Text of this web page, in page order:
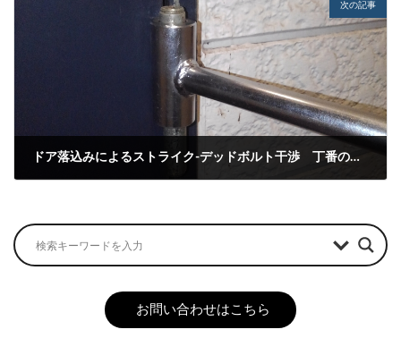
次の記事
ドア落込みによるストライク-デッドボルト干渉 丁番の調整
お問い合わせはこちら